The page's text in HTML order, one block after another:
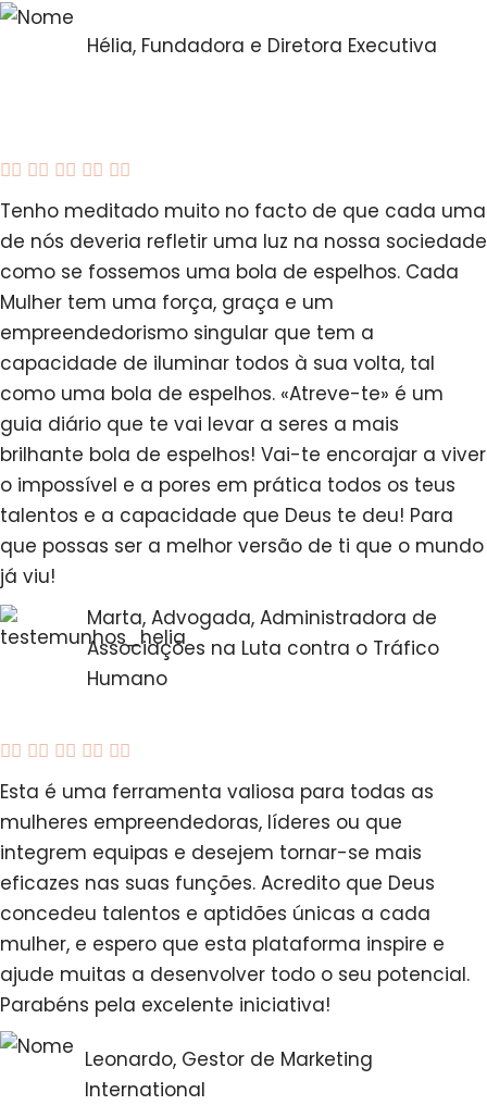
Hélia, Fundadora e Diretora Executiva
    
Tenho meditado muito no facto de que cada uma
de nós deveria refletir uma luz na nossa sociedade
como se fossemos uma bola de espelhos. Cada
Mulher tem uma força, graça e um
empreendedorismo singular que tem a
capacidade de iluminar todos à sua volta, tal
como uma bola de espelhos. «Atreve-te» é um
guia diário que te vai levar a seres a mais
brilhante bola de espelhos! Vai-te encorajar a viver
o impossível e a pores em prática todos os teus
talentos e a capacidade que Deus te deu! Para
que possas ser a melhor versão de ti que o mundo
já viu!
Marta, Advogada, Administradora de
Associações na Luta contra o Tráfico
Humano
    
Esta é uma ferramenta valiosa para todas as
mulheres empreendedoras, líderes ou que
integrem equipas e desejem tornar-se mais
eficazes nas suas funções. Acredito que Deus
concedeu talentos e aptidões únicas a cada
mulher, e espero que esta plataforma inspire e
ajude muitas a desenvolver todo o seu potencial.
Parabéns pela excelente iniciativa!
Leonardo, Gestor de Marketing
International